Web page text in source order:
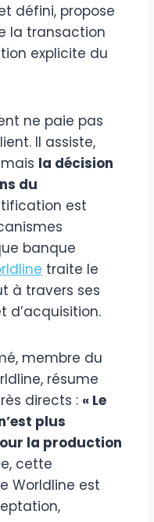
défini, propose
la transaction
explicite du
ne paie pas
Il assiste,
la décision
du
est
banque
traite le
à travers ses
d’acquisition.
membre du
résume
directs : « Le
plus
la production
cette
Worldline est